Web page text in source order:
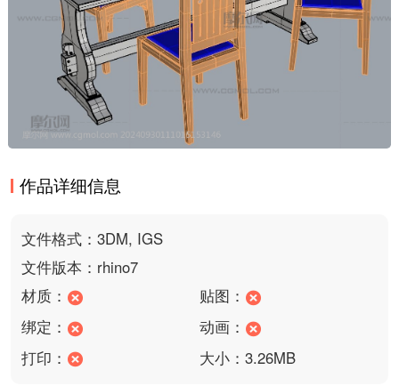
作品详细信息
文件格式：3DM, IGS
文件版本：rhino7
材质：
贴图：
绑定：
动画：
打印：
大小：3.26MB